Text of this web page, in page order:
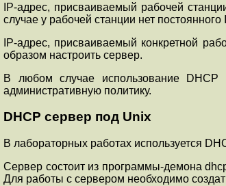
IP-адрес, присваиваемый рабочей
случае у рабочей станции нет постоянного
IP-адрес, присваиваемый конкретной
образом настроить сервер.
В любом случае использование DHCP
административную политику.
DHCP сервер под Unix
В лабораторных работах используется
Сервер состоит из программы-демона
Для работы с сервером необходимо